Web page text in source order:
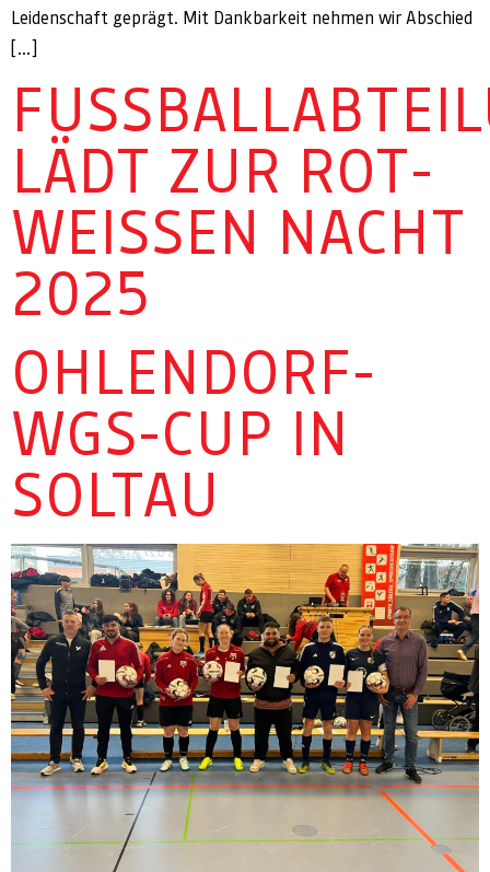
Leidenschaft geprägt. Mit Dankbarkeit nehmen wir Abschied
[…]
ÄDT ZUR ROT-W
EISSEN NACHT 20
25
OHLENDORF-
WGS-CUP IN
SOLTAU